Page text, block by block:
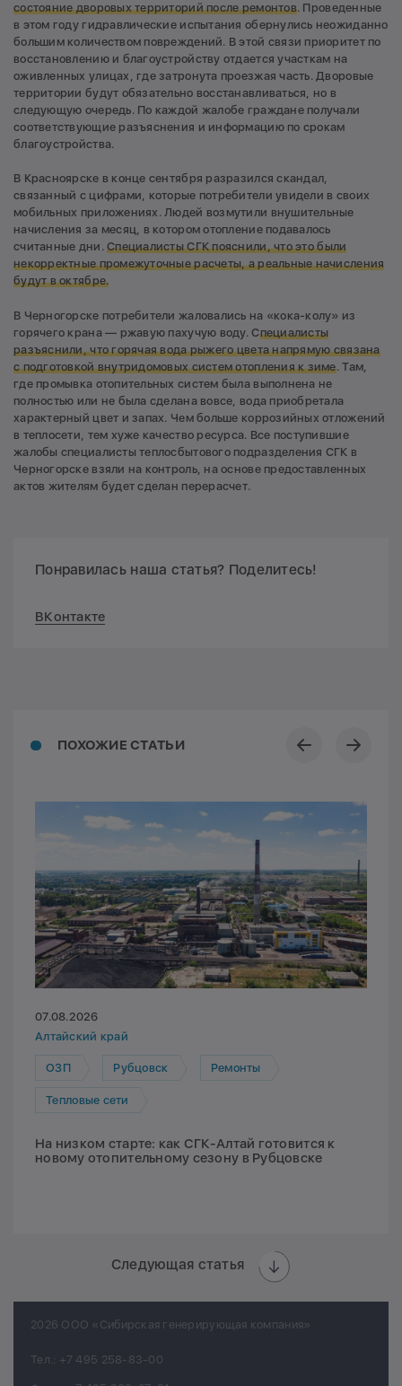
состояние дворовых территорий после ремонтов. Проведенные
в этом году гидравлические испытания обернулись неожиданно
большим количеством повреждений. В этой связи приоритет по
восстановлению и благоустройству отдается участкам на
оживленных улицах, где затронута проезжая часть. Дворовые
территории будут обязательно восстанавливаться, но в
следующую очередь. По каждой жалобе граждане получали
соответствующие разъяснения и информацию по срокам
благоустройства.
В Красноярске в конце сентября разразился скандал,
связанный с цифрами, которые потребители увидели в своих
мобильных приложениях. Людей возмутили внушительные
начисления за месяц, в котором отопление подавалось
считанные дни.Специалисты СГК пояснили, что это были
некорректные промежуточные расчеты, а реальные начисления
будут в октябре.
В Черногорске потребители жаловались на «кока-колу» из
горячего крана — ржавую пахучую воду. Специалисты
разъяснили, что горячая вода рыжего цвета напрямую связана
с подготовкой внутридомовых систем отопления к зиме. Там,
где промывка отопительных систем была выполнена не
полностью или не была сделана вовсе, вода приобретала
характерный цвет и запах. Чем больше коррозийных отложений
в теплосети, тем хуже качество ресурса. Все поступившие
жалобы специалисты теплосбытового подразделения СГК в
Черногорске взяли на контроль, на основе предоставленных
актов жителям будет сделан перерасчет.
Понравилась наша статья? Поделитесь!
ВКонтакте
ПОХОЖИЕ СТАТЬИ
07.08.2026
Алтайский край
ОЗП Рубцовск Ремонты
Тепловые сети
На низком старте: как СГК-Алтай готовится к
новому отопительному сезону в Рубцовске
Следующая статья
2026 ООО «Сибирская генерирующая компания»
Тел.: +7 495 258-83-00